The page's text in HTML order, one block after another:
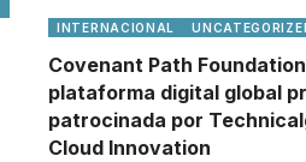
INTERNACIONAL
Covenant Path
plataforma digital global
patrocinada por
Cloud Innovation